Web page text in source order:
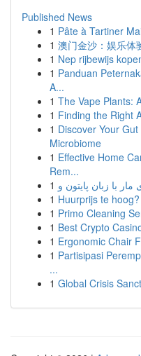
Published News
1 Pâte à Tartiner
1 澳门金沙：娱乐体
1 Nep rijbewijs
1 Panduan
A...
1 The Vape Plants:
1 Finding the Right
1 Discover Your
Microbiome
1 Effective Home
Rem...
1
1 Huurprijs te
1 Primo Cleaning
1 Best Crypto
1 Ergonomic Chair
1 Partisipasi
...
1 Global Crisis